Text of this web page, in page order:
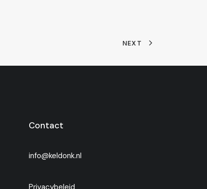
NEXT
Contact
info@keldonk.nl
Privacybeleid